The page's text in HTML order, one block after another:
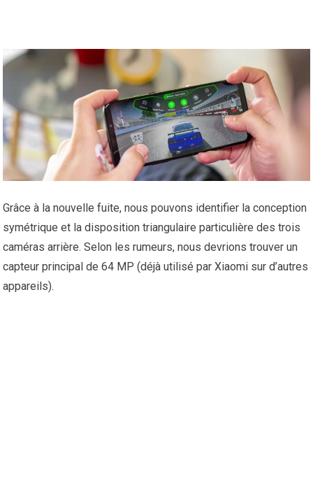
Grâce à la nouvelle fuite, nous pouvons identifier la conception
symétrique et la disposition triangulaire particulière des trois
caméras arrière. Selon les rumeurs, nous devrions trouver un
capteur principal de 64 MP (déjà utilisé par Xiaomi sur d’autres
appareils).